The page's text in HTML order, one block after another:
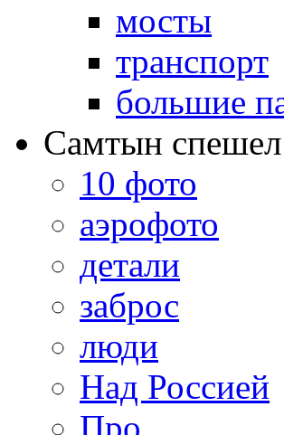
мосты
транспорт
большие
Самтын
10 фото
аэрофото
детали
заброс
люди
Над Россией